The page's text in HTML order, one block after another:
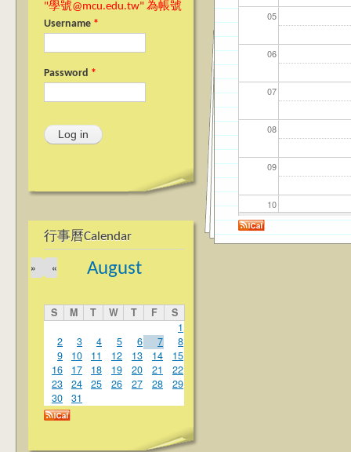
"學號@mcu.edu.tw" 為帳號
Username *
Password *
行事曆Calendar
August
«
»
S M T W T F
S
1
2
3 4 5 6 7
8
9
10 11 12 13 14
15
16
17 18 19 20 21
22
23
24 25 26 27 28
29
30
31
05
06
07
08
09
10
11